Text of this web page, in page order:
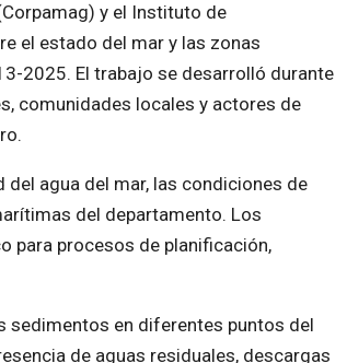
y el Instituto de
el estado del mar y las zonas
2025. El trabajo se desarrolló durante
comunidades locales y actores de
agua del mar, las condiciones de
del departamento. Los
para procesos de planificación,
sedimentos en diferentes puntos del
de aguas residuales, descargas